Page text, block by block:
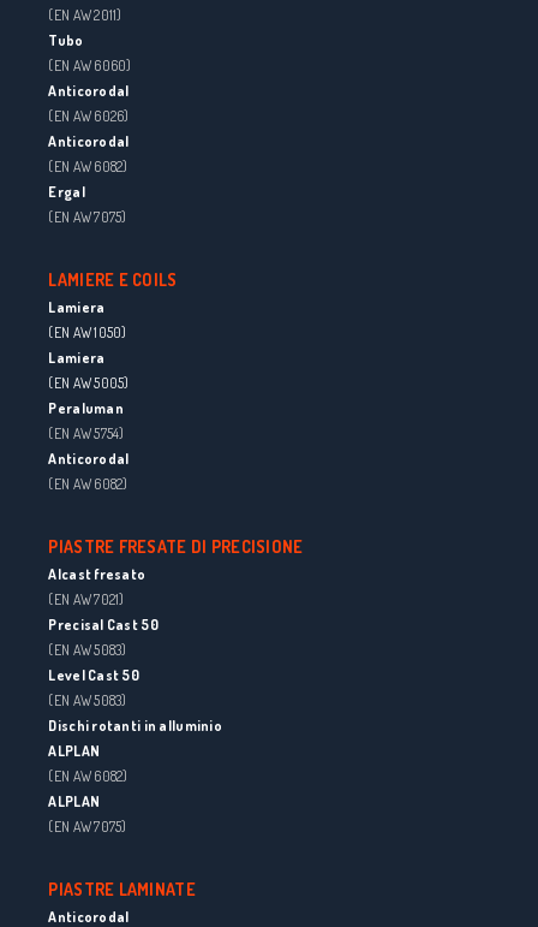
(EN AW 2011)
Tubo
(EN AW 6060)
Anticorodal
(EN AW 6026)
Anticorodal
(EN AW 6082)
Ergal
(EN AW 7075)
LAMIERE E COILS
Lamiera
(EN AW 1050)
Lamiera
(EN AW 5005)
Peraluman
(EN AW 5754)
Anticorodal
(EN AW 6082)
PIASTRE FRESATE DI PRECISIONE
Alcast fresato
(EN AW 7021)
Precisal Cast 50
(EN AW 5083)
Level Cast 50
(EN AW 5083)
Dischi rotanti in alluminio
ALPLAN
(EN AW 6082)
ALPLAN
(EN AW 7075)
PIASTRE LAMINATE
Anticorodal